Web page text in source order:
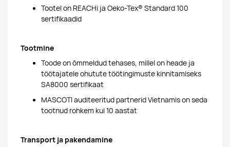
Tootel on REACHi ja Oeko-Tex® Standard 100
sertifikaadid
Tootmine
Toode on õmmeldud tehases, millel on heade ja
töötajatele ohutute töötingimuste kinnitamiseks
SA8000 sertifikaat
MASCOTI auditeeritud partnerid Vietnamis on seda
tootnud rohkem kui 10 aastat
Transport ja pakendamine